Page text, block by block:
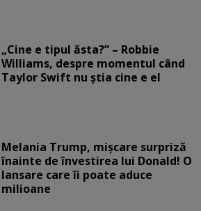
„Cine e tipul ăsta?” – Robbie
Williams, despre momentul când
Taylor Swift nu știa cine e el
Melania Trump, mișcare surpriză
înainte de învestirea lui Donald! O
lansare care îi poate aduce
milioane